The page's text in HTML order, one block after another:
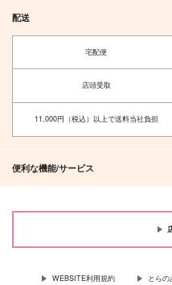
配送
宅配便
店頭受取
11,000円（税込）以上で送料当社負担
便利な機能/サービス
WEBSITE利用規約 とらの